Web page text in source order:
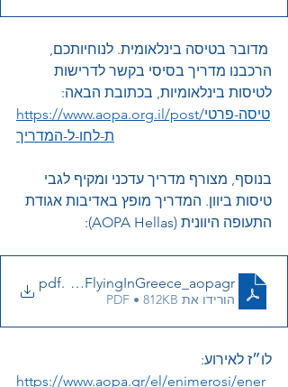
מדובר בטיסה בינלאומית. לנוחיותכם,
הרכבנו מדריך בסיסי בקשר לדרישות
לטיסות בינלאומיות, בכתובת הבאה:
https://www.aopa.org.il/post/טיסה-פרטי
ת-לחו-ל-המדריך
בנוסף, מצורף מדריך עדכני ומקיף לגבי
טיסות ביוון. המדריך מופץ באדיבות אגודת
התעופה היוונית (AOPA Hellas):
.pdf
הורידו את PDF • 812KB
לו״ז לאירוע:
https://www.aopa.gr/el/enimerosi/ener